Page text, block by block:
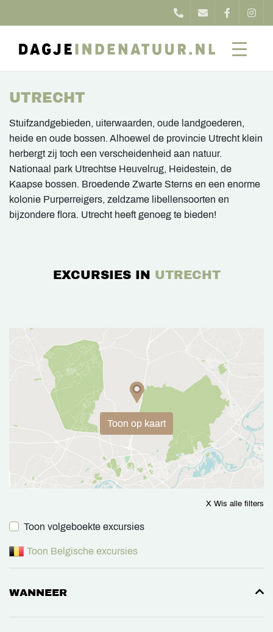
UTRECHT
Stuifzandgebieden, uiterwaarden, oude landgoederen,
heide en oude bossen. Alhoewel de provincie Utrecht klein
herbergt zij toch een verscheidenheid aan natuur.
Nationaal park Utrechtse Heuvelrug, Heidestein, de
Kaapse bossen. Broedende Zwarte Sterns en een enorme
kolonie Purperreigers, zeldzame libellensoorten en
bijzondere flora. Utrecht heeft genoeg te bieden!
EXCURSIES IN UTRECHT
Toon op kaart
X Wis alle filters
Toon volgeboekte excursies
Toon Belgische excursies
WANNEER